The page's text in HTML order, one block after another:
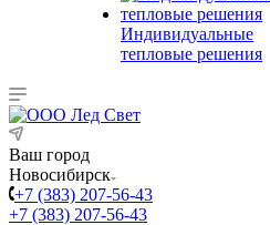
Индивидуальные
тепловые решения
Ваш город
Новосибирск
+7 (383) 207-56-43
+7 (383) 207-56-43